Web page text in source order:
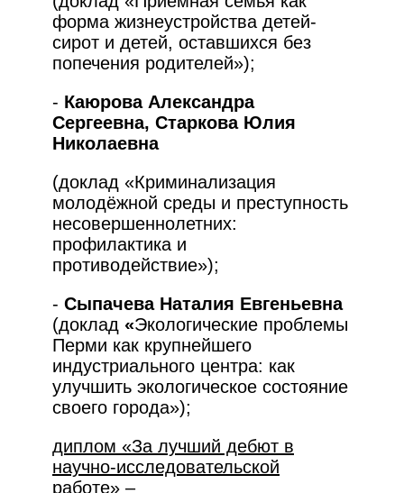
форма жизнеустройства детей-
сирот и детей, оставшихся без
попечения родителей»);
- Каюрова Александра
Сергеевна, Старкова Юлия
Николаевна
(доклад «Криминализация
молодёжной среды и преступность
несовершеннолетних:
профилактика и
противодействие»);
- Сыпачева Наталия Евгеньевна
(доклад «Экологические проблемы
Перми как крупнейшего
индустриального центра: как
улучшить экологическое состояние
своего города»);
диплом «За лучший дебют в
научно-исследовательской
работе» –